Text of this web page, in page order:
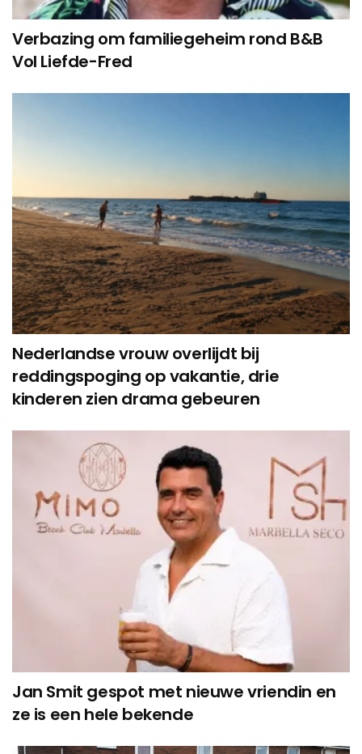
Verbazing om familiegeheim rond B&B
Vol Liefde-Fred
Nederlandse vrouw overlijdt bij
reddingspoging op vakantie, drie
kinderen zien drama gebeuren
Jan Smit gespot met nieuwe vriendin en
ze is een hele bekende